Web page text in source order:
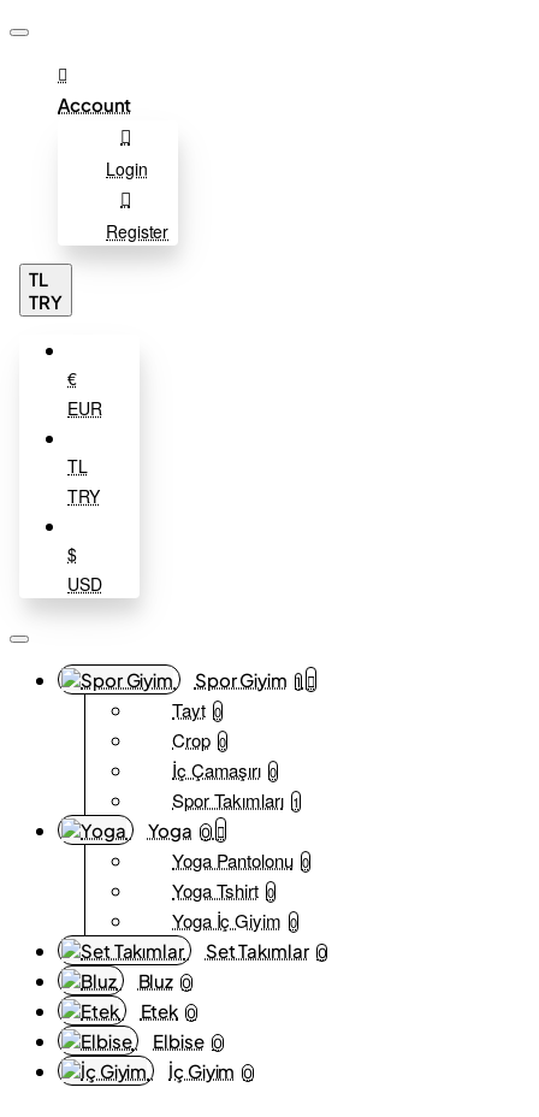
Account
Login
Register
TL
TRY
€
EUR
TL
TRY
$
USD
Spor Giyim 1
Tayt 0
Crop 0
İç Çamaşırı 0
Spor Takımları 1
Yoga 0
Yoga Pantolonu 0
Yoga Tshirt 0
Yoga İç Giyim 0
Set Takımlar 0
Bluz 0
Etek 0
Elbise 0
İç Giyim 0